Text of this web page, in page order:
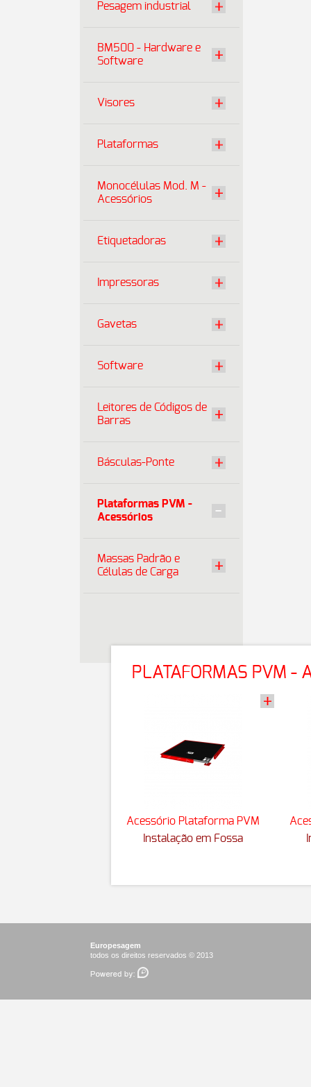
Pesagem industrial
BM500 - Hardware e
Software
Visores
Plataformas
Monocélulas Mod. M -
Acessórios
Etiquetadoras
Impressoras
Gavetas
Software
Leitores de Códigos de
Barras
Básculas-Ponte
Plataformas PVM -
Acessórios
Massas Padrão e
Células de Carga
PLATAFORMAS PVM -
Acessório Plataforma PVM
Instalação em Fossa
Europesagem
todos os direitos reservados © 2013